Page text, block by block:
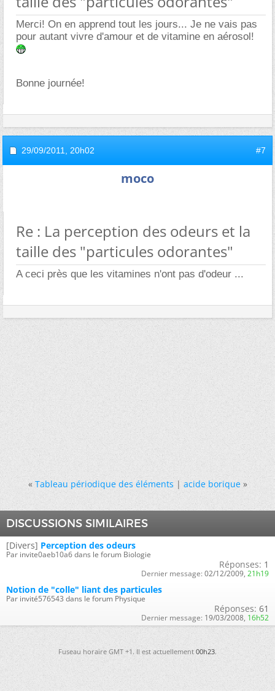
Merci! On en apprend tout les jours... Je ne vais pas
pour autant vivre d'amour et de vitamine en aérosol!
Bonne journée!
29/09/2011, 20h02 #7
moco
Re : La perception des odeurs et la
taille des "particules odorantes"
A ceci près que les vitamines n'ont pas d'odeur ...
« Tableau périodique des éléments|acide borique »
DISCUSSIONS SIMILAIRES
[Divers] Perception des odeurs
Par invite0aeb10a6 dans le forum Biologie
Réponses: 1
Dernier message: 02/12/2009, 21h19
Notion de "colle" liant des particules
Par invité576543 dans le forum Physique
Réponses: 61
Dernier message: 19/03/2008, 16h52
Fuseau horaire GMT +1. Il est actuellement00h23.